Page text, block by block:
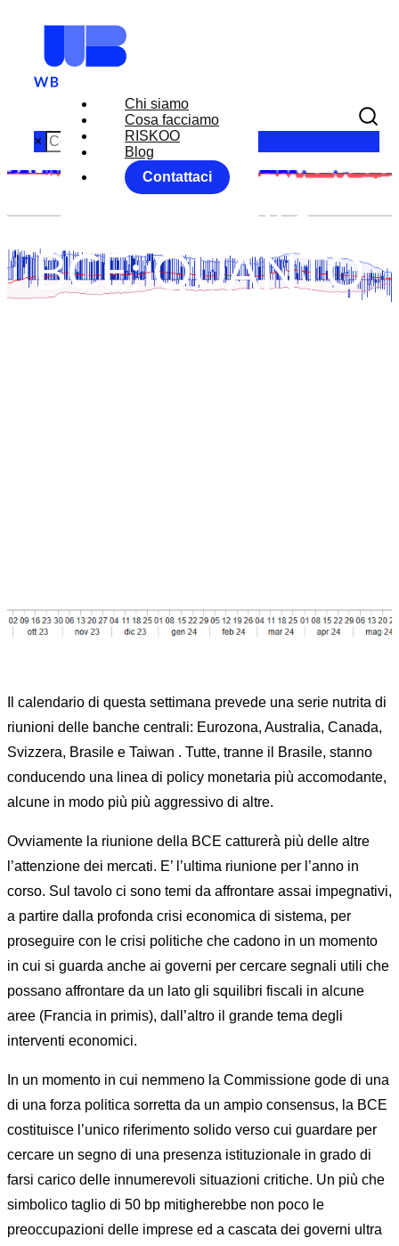
Chi siamo
Cosa facciamo
RISKOO
Blog
Contattaci
×
MEETING
BCE: QUANTO
Il calendario di questa settimana prevede una serie nutrita di
riunioni delle banche centrali: Eurozona, Australia, Canada,
Svizzera, Brasile e Taiwan . Tutte, tranne il Brasile, stanno
conducendo una linea di policy monetaria più accomodante,
alcune in modo più più aggressivo di altre.
Ovviamente la riunione della BCE catturerà più delle altre
l’attenzione dei mercati. E’ l’ultima riunione per l’anno in
corso. Sul tavolo ci sono temi da affrontare assai impegnativi,
a partire dalla profonda crisi economica di sistema, per
proseguire con le crisi politiche che cadono in un momento
in cui si guarda anche ai governi per cercare segnali utili che
possano affrontare da un lato gli squilibri fiscali in alcune
aree (Francia in primis), dall’altro il grande tema degli
interventi economici.
In un momento in cui nemmeno la Commissione gode di una
di una forza politica sorretta da un ampio consensus, la BCE
costituisce l’unico riferimento solido verso cui guardare per
cercare un segno di una presenza istituzionale in grado di
farsi carico delle innumerevoli situazioni critiche. Un più che
simbolico taglio di 50 bp mitigherebbe non poco le
preoccupazioni delle imprese ed a cascata dei governi ultra